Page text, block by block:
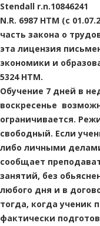
Stendall r.n.10846241
N.R. 6987 HTM (c
часть закона о
эта лицензия
экономики и
5324 HTM.
Обучение 7 дней в
воскресенье
ограничивается.
свободный. Если
либо личными
сообщает
занятий, без
любого дня и в
тогда, когда ученик
фактически